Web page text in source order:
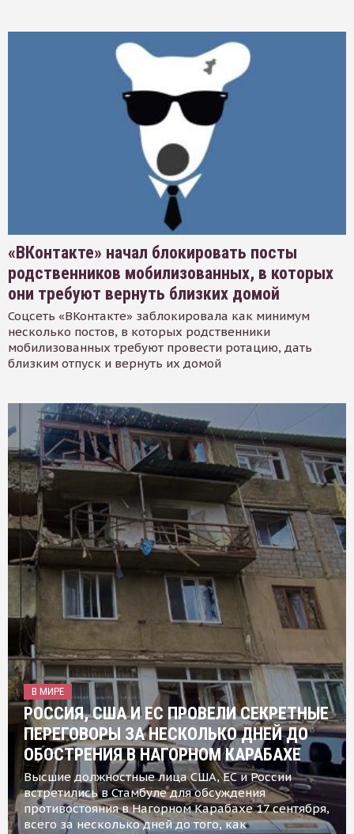
«ВКонтакте» начал блокировать посты
родственников мобилизованных, в которых
они требуют вернуть близких домой
Соцсеть «ВКонтакте» заблокировала как минимум
несколько постов, в которых родственники
мобилизованных требуют провести ротацию, дать
близким отпуск и вернуть их домой
В МИРЕ
РОССИЯ, США И ЕС ПРОВЕЛИ СЕКРЕТНЫЕ
ПЕРЕГОВОРЫ ЗА НЕСКОЛЬКО ДНЕЙ ДО
ОБОСТРЕНИЯ В НАГОРНОМ КАРАБАХЕ
Высшие должностные лица США, ЕС и России
встретились в Стамбуле для обсуждения
противостояния в Нагорном Карабахе 17 сентября,
всего за несколько дней до того, как